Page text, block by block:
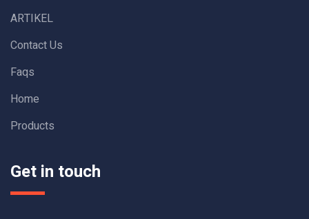
ARTIKEL
Contact Us
Faqs
Home
Products
Get in touch